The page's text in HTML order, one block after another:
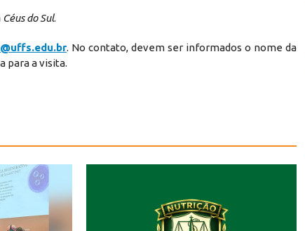
Céus do Sul.
. No contato, devem ser informados o nome da
para a visita.